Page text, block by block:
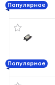
Популярное
Популярное